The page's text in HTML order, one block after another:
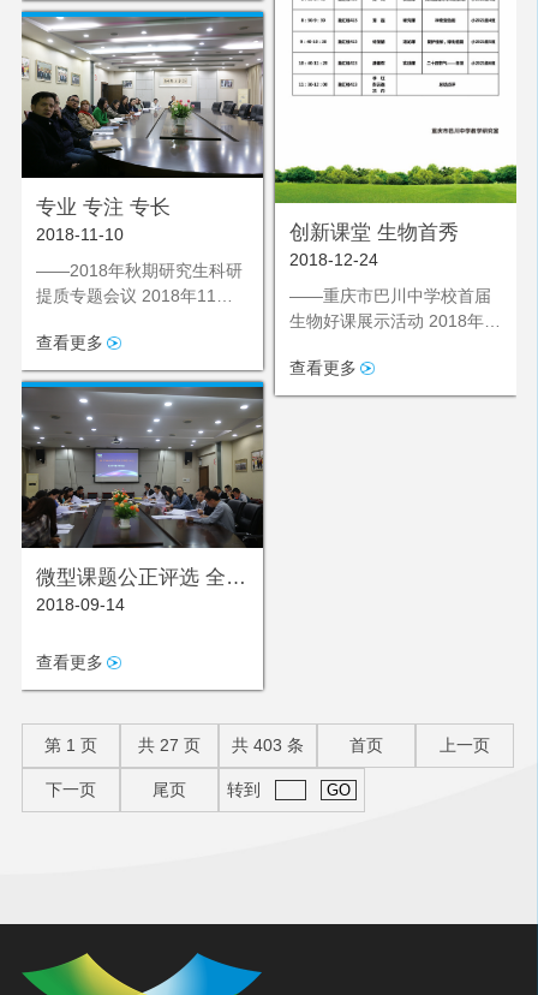
创新课堂 生物首秀
2018-12-24
——重庆市巴川中学校首届
生物好课展示活动 2018年
查看更多
专业 专注 专长
2018-11-10
——2018年秋期研究生科研
提质专题会议 2018年11月9
查看更多
微型课题公正评选 全校
科研稳步跨越
2018-09-14
查看更多
第 1 页 共 27 页 共 403 条 首页 上一页
下一页 尾页 转到